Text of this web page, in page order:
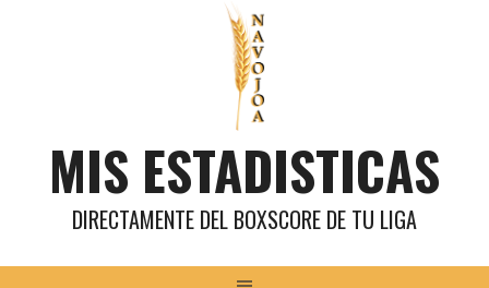
MIS ESTADISTICAS
DIRECTAMENTE DEL BOXSCORE DE TU LIGA